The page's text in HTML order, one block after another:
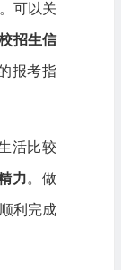
可以关
招生信
报考指
活比较
力。做
利完成